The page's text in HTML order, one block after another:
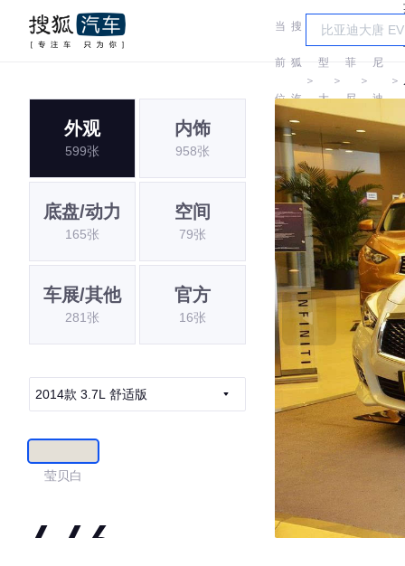
当
前
位
置:
搜
狐
汽
车
＞
车
型
大
全
＞
英
菲
尼
迪
＞
菲
尼
迪
(进
口)
＞
外观
599张
内饰
958张
底盘/动力
165张
空间
79张
车展/其他
281张
官方
16张
2014款 3.7L 舒适版
莹贝白
4.46